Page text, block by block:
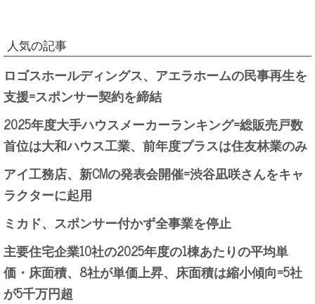
人気の記事
ロゴスホールディングス、アエラホームの民事再生を
支援=スポンサー契約を締結
2025年度大手ハウスメーカーランキング=総販売戸数
首位は大和ハウス工業、前年度プラスは住友林業のみ
アイ工務店、新CMの発表会開催=渋谷凪咲さんをキャ
ラクターに起用
ミカド、スポンサー付かず全事業を停止
主要住宅企業10社の2025年度の1棟あたりの平均単
価・床面積、8社が単価上昇、床面積は縮小傾向=5社
が5千万円超